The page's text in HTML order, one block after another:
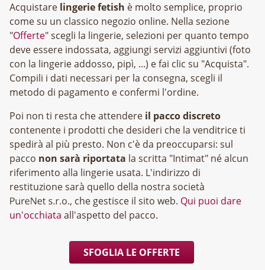
Acquistare lingerie fetish è molto semplice, proprio
come su un classico negozio online. Nella sezione
"Offerte" scegli la lingerie, selezioni per quanto tempo
deve essere indossata, aggiungi servizi aggiuntivi (foto
con la lingerie addosso, pipì, ...) e fai clic su "Acquista".
Compili i dati necessari per la consegna, scegli il
metodo di pagamento e confermi l'ordine.
Poi non ti resta che attendere il pacco discreto
contenente i prodotti che desideri che la venditrice ti
spedirà al più presto. Non c'è da preoccuparsi: sul
pacco non sarà riportata la scritta "Intimat" né alcun
riferimento alla lingerie usata. L'indirizzo di
restituzione sarà quello della nostra società
, che gestisce il sito web. Qui puoi dare
un'occhiata all'aspetto del pacco.
SFOGLIA LE OFFERTE